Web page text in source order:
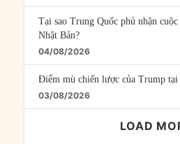
Tại sao Trung Quốc phủ nhận
Nhật Bản?
04/08/2026
Điểm mù chiến lược của Trump
03/08/2026
LOAD